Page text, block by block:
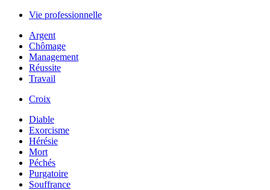
Vie professionnelle
Argent
Chômage
Management
Réussite
Travail
Croix
Diable
Exorcisme
Hérésie
Mort
Péchés
Purgatoire
Souffrance